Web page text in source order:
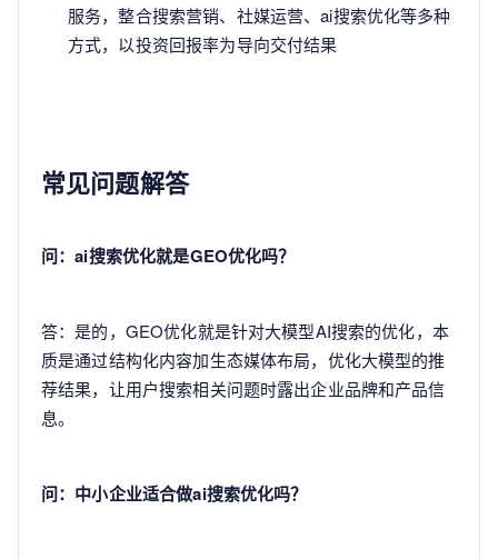
服务，整合搜索营销、社媒运营、ai搜索优化等多种
方式，以投资回报率为导向交付结果
常见问题解答
问：ai搜索优化就是GEO优化吗？
答：是的，GEO优化就是针对大模型AI搜索的优化，本
质是通过结构化内容加生态媒体布局，优化大模型的推
荐结果，让用户搜索相关问题时露出企业品牌和产品信
息。
问：中小企业适合做ai搜索优化吗？